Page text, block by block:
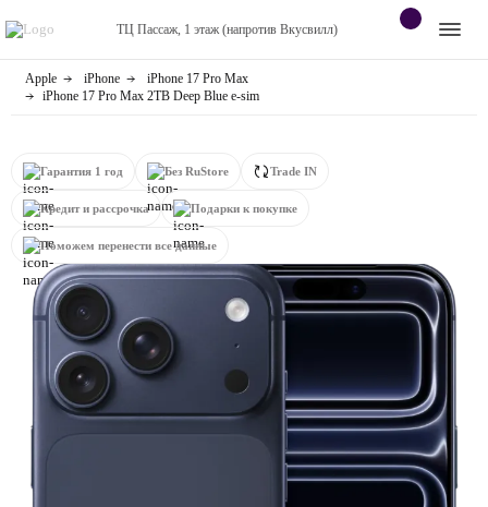
ТЦ Пассаж, 1 этаж (напротив Вкусвилл)
Контакты
магазине
Apple
Яндекс станции
Приставки
Android
Контакты
+7 (920) 770-67-72
Apple iPhone
iPhone 17 Pro Max
iPhone 17 Pro Max 2TB Deep Blue e-sim
Гарантия 1 год Без RuStore Trade IN
Кредит и рассрочка Подарки к покупке
Поможем перенести все данные